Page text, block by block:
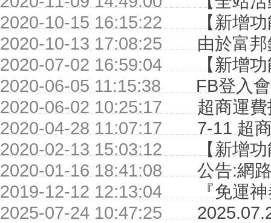
2020-10-15 16:15:22
【新增
2020-10-13 17:08:25
由於富
2020-07-02 16:59:04
【新增
2020-06-05 11:15:38
FB登入
2020-06-02 10:25:17
超商運
2020-04-28 11:07:17
7-11 超
2020-02-13 15:03:12
【新增
2020-01-16 18:41:08
公告:網
2019-12-12 12:13:04
『免運
2025-07-24 10:47:25